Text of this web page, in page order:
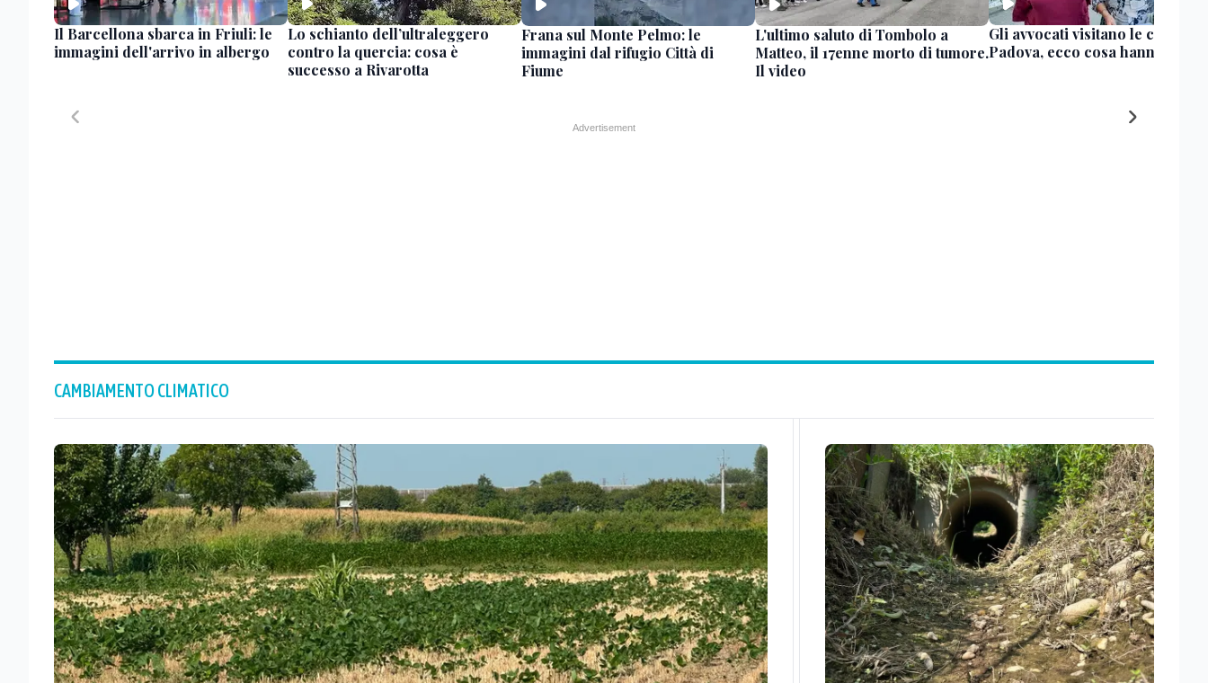
Il Barcellona sbarca in Friuli: le
immagini dell'arrivo in albergo
Lo schianto dell’ultraleggero
contro la quercia: cosa è
successo a Rivarotta
Frana sul Monte Pelmo: le
immagini dal rifugio Città di
Fiume
L'ultimo saluto di Tombolo a
Matteo, il 17enne morto di tumore.
Il video
Gli avvocati visitano le carceri
Padova, ecco cosa hanno
CAMBIAMENTO CLIMATICO